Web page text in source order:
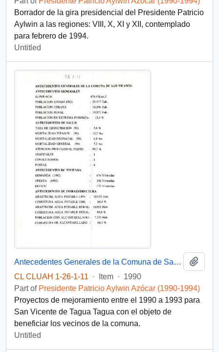
Borrador de la gira presidencial del Presidente Patricio
Aylwin a las regiones: VIII, X, XI y XII, contemplado
para febrero de 1994.
Untitled
Antecedentes Generales de la Comuna de San Vicente
CL CLUAH 1-26-1-11
· Item · 1990
Part of Presidente Patricio Aylwin Azócar (1990-1994)
Proyectos de mejoramiento entre el 1990 a 1993 para
San Vicente de Tagua Tagua con el objeto de
beneficiar los vecinos de la comuna.
Untitled